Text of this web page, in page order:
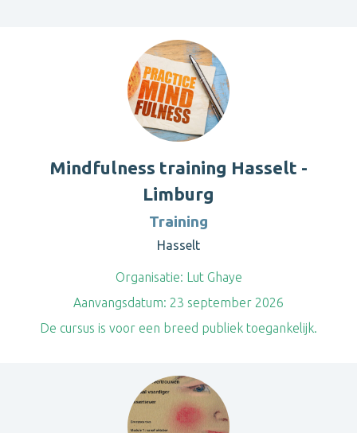
Mindfulness training Hasselt -
Limburg
Training
Hasselt
Organisatie: Lut Ghaye
Aanvangsdatum: 23 september 2026
De cursus is voor een breed publiek toegankelijk.